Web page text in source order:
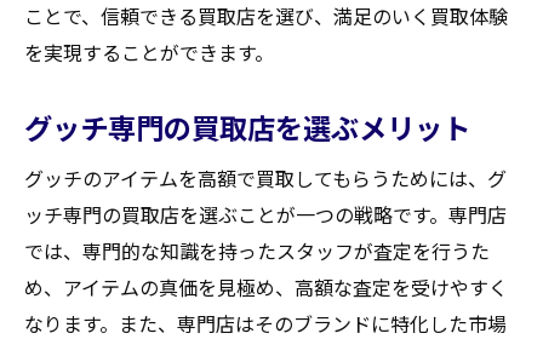
宮城県柴田郡大河原町での買取交渉術でより高
交渉術を磨くための基礎知識
価格交渉で押さえておくべきポイント
交渉時に役立つマインドセット
買取店と信頼関係を築く重要性
交渉に成功した事例から学ぶ
ことで、信頼できる買取店を選び、満足のいく買取体験
を実現することができます。
グッチ専門の買取店を選ぶメリット
グッチのアイテムを高額で買取してもらうためには、グ
ッチ専門の買取店を選ぶことが一つの戦略です。専門店
では、専門的な知識を持ったスタッフが査定を行うた
め、アイテムの真価を見極め、高額な査定を受けやすく
なります。また、専門店はそのブランドに特化した市場